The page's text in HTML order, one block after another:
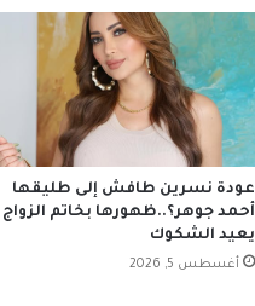
عودة نسرين طافش إلى طليقها
أحمد جوهر؟..ظهورها بخاتم الزواج
يعيد الشكوك
أغسطس 5, 2026